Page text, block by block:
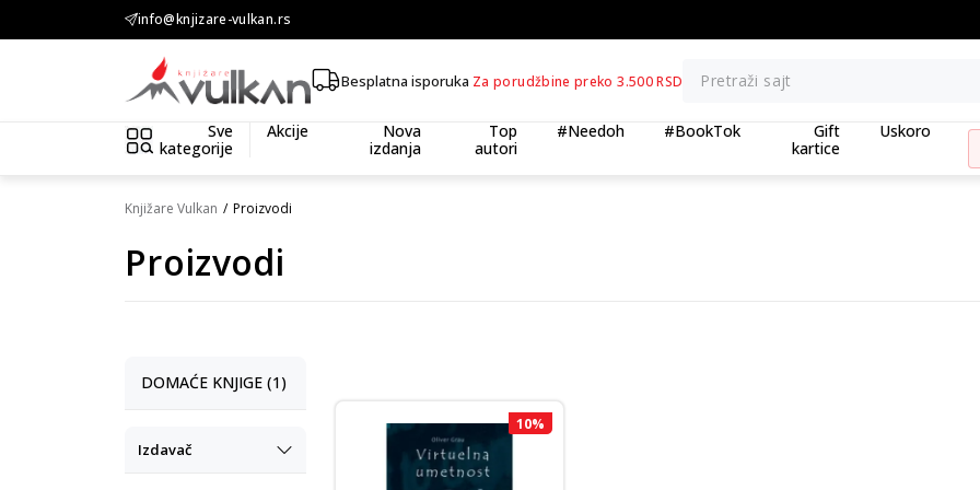
info@knjizare-vulkan.rs
KOLIČINSKI POPUST ::: Dodatnih 10% na tri kupljena artikla
Besplatna isporuka Za porudžbine preko 3.500 RSD Pretraži sajt
Sve
kategorije
Akcije
Nova
izdanja
Top
autori
#Needoh #BookTok
Gift
kartice
Uskoro
Knjižare Vulkan Proizvodi
Proizvodi
DOMAĆE KNJIGE (1)
Izdavač
10%